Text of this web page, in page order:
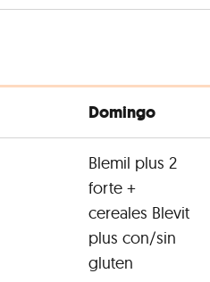
Domingo
Blemil plus 2
forte +
cereales Blevit
plus con/sin
gluten